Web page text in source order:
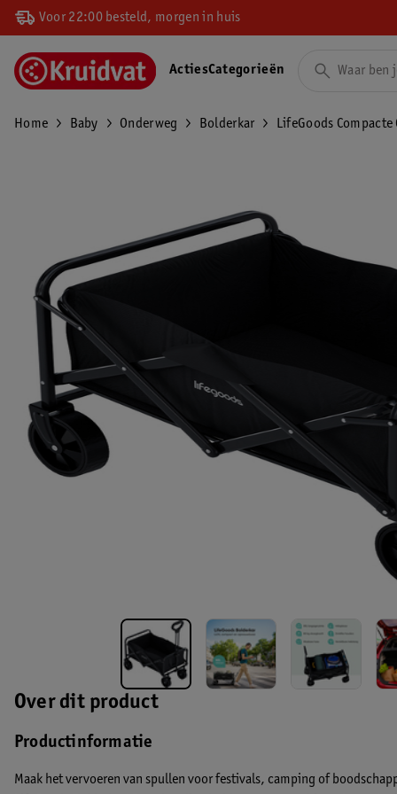
Voor 22:00 besteld, morgen in huis
ActiesCategorieën
Home Baby Onderweg Bolderkar LifeGoods
Over dit product
Productinformatie
Maak het vervoeren van spullen voor festivals, camping of